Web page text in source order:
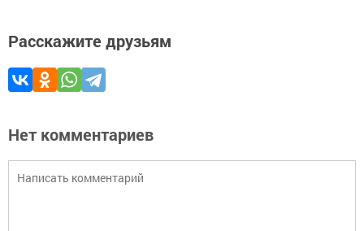
Расскажите друзьям
Нет комментариев